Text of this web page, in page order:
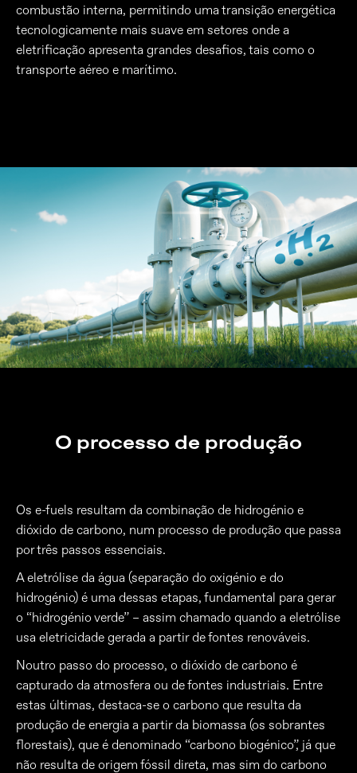
combustão interna, permitindo uma transição energética
tecnologicamente mais suave em setores onde a
eletrificação apresenta grandes desafios, tais como o
transporte aéreo e marítimo.
O processo de produção
Os e-fuels resultam da combinação de hidrogénio e
dióxido de carbono, num processo de produção que passa
por três passos essenciais.
A eletrólise da água (separação do oxigénio e do
hidrogénio) é uma dessas etapas, fundamental para gerar
o “hidrogénio verde” – assim chamado quando a eletrólise
usa eletricidade gerada a partir de fontes renováveis.
Noutro passo do processo, o dióxido de carbono é
capturado da atmosfera ou de fontes industriais. Entre
estas últimas, destaca-se o carbono que resulta da
produção de energia a partir da biomassa (os sobrantes
florestais), que é denominado “carbono biogénico”, já que
não resulta de origem fóssil direta, mas sim do carbono